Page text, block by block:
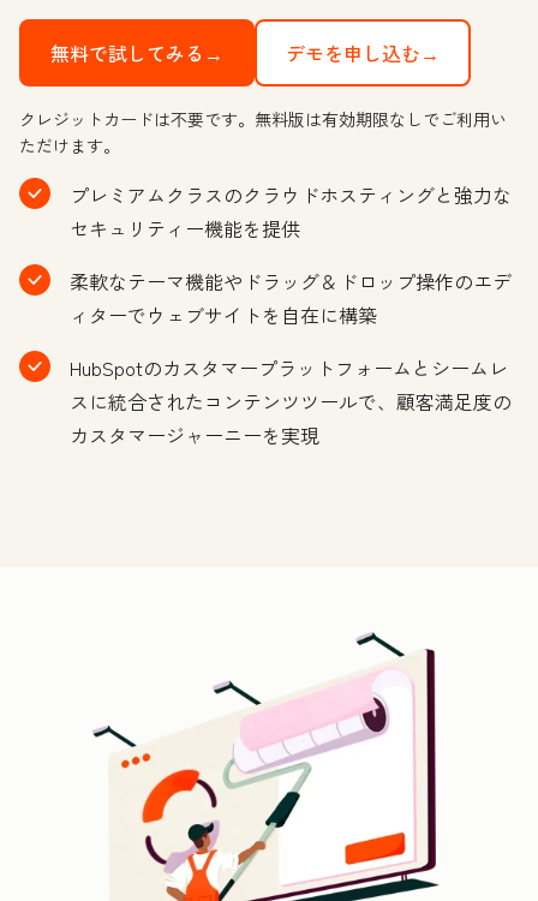
無料で試してみる→ デモを申し込む→
クレジットカードは不要です。無料版は有効期限なしでご利用い
ただけます。
プレミアムクラスのクラウドホスティングと強力な
セキュリティー機能を提供
柔軟なテーマ機能やドラッグ＆ドロップ操作のエデ
ィターでウェブサイトを自在に構築
HubSpotのカスタマープラットフォームとシームレ
スに統合されたコンテンツツールで、顧客満足度の
カスタマージャーニーを実現